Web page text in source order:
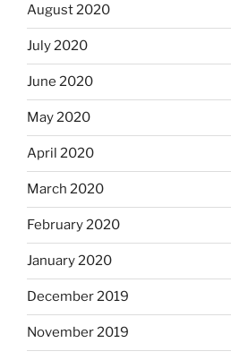
August 2020
July 2020
June 2020
May 2020
April 2020
March 2020
February 2020
January 2020
December 2019
November 2019